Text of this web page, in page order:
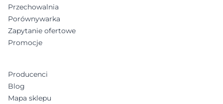
Przechowalnia
Porównywarka
Zapytanie ofertowe
Promocje
Producenci
Blog
Mapa sklepu